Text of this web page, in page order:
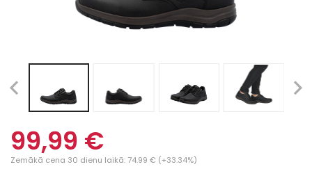
99,99 €
Zemākā cena 30 dienu laikā: 74.99 € (+33.34%)